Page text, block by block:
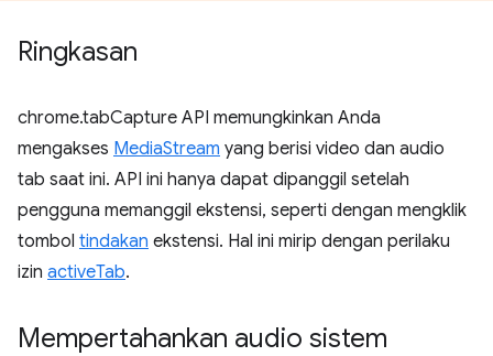
Ringkasan
chrome.tabCapture API memungkinkan Anda
mengakses MediaStream yang berisi video dan audio
tab saat ini. API ini hanya dapat dipanggil setelah
pengguna memanggil ekstensi, seperti dengan mengklik
tombol tindakan ekstensi. Hal ini mirip dengan perilaku
izin activeTab.
Mempertahankan audio sistem